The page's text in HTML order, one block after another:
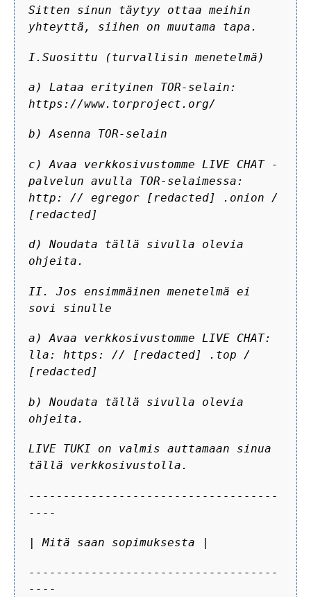
Sitten sinun täytyy ottaa meihin
yhteyttä, siihen on muutama tapa.
I.Suosittu (turvallisin menetelmä)
a) Lataa erityinen TOR-selain:
https://www.torproject.org/
b) Asenna TOR-selain
c) Avaa verkkosivustomme LIVE CHAT -
palvelun avulla TOR-selaimessa:
http: // egregor [redacted] .onion /
[redacted]
d) Noudata tällä sivulla olevia
ohjeita.
II. Jos ensimmäinen menetelmä ei
sovi sinulle
a) Avaa verkkosivustomme LIVE CHAT:
lla: https: // [redacted] .top /
[redacted]
b) Noudata tällä sivulla olevia
ohjeita.
LIVE TUKI on valmis auttamaan sinua
tällä verkkosivustolla.
------------------------------------
----
| Mitä saan sopimuksesta |
------------------------------------
----